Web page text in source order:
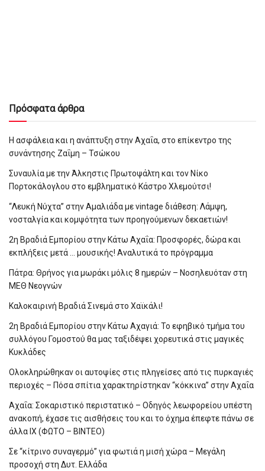
Πρόσφατα άρθρα
Η ασφάλεια και η ανάπτυξη στην Αχαΐα, στο επίκεντρο της
συνάντησης Ζαΐμη – Τσώκου
Συναυλία με την Άλκηστις Πρωτοψάλτη και τον Νίκο
Πορτοκάλογλου στο εμβληματικό Κάστρο Χλεμούτσι!
“Λευκή Νύχτα” στην Αμαλιάδα με vintage διάθεση: Λάμψη,
νοσταλγία και κομψότητα των προηγούμενων δεκαετιών!
2η Βραδιά Εμπορίου στην Κάτω Αχαΐα: Προσφορές, δώρα και
εκπλήξεις μετά … μουσικής! Αναλυτικά το πρόγραμμα
Πάτρα: Θρήνος για μωράκι μόλις 8 ημερών – Νοσηλευόταν στη
ΜΕΘ Νεογνών
Καλοκαιρινή Βραδιά Σινεμά στο Χαϊκάλι!
2η Βραδιά Εμπορίου στην Κάτω Αχαγιά: Το εφηβικό τμήμα του
συλλόγου Γομοστού θα μας ταξιδέψει χορευτικά στις μαγικές
Κυκλάδες
Ολοκληρώθηκαν οι αυτοψίες στις πληγείσες από τις πυρκαγιές
περιοχές – Πόσα σπίτια χαρακτηρίστηκαν “κόκκινα” στην Αχαΐα
Αχαΐα: Σοκαριστικό περιστατικό – Οδηγός λεωφορείου υπέστη
ανακοπή, έχασε τις αισθήσεις του και το όχημα έπεφτε πάνω σε
άλλα ΙΧ (ΦΩΤΟ – ΒΙΝΤΕΟ)
Σε “κίτρινο συναγερμό” για φωτιά η μισή χώρα – Μεγάλη
προσοχή στη Δυτ. Ελλάδα